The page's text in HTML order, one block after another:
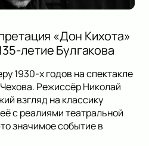
«Дон Кихота»
летие Булгакова
1930-х годов на спектакле
Режиссёр Николай
взгляд на классику
с реалиями театральной
значимое событие в